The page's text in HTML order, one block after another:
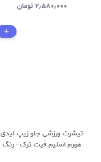
۲٫۵۸۰٫۰۰۰ تومان
تیشرت ورزشی جلو زیپ لیدی
هورم اسلیم فیت ترک - رنگ